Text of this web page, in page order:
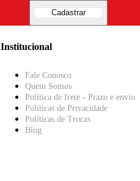
Cadastrar
Institucional
Fale Conosco
Quem Somos
Política de frete - Prazo e envio
Políticas de Privacidade
Políticas de Trocas
Blog